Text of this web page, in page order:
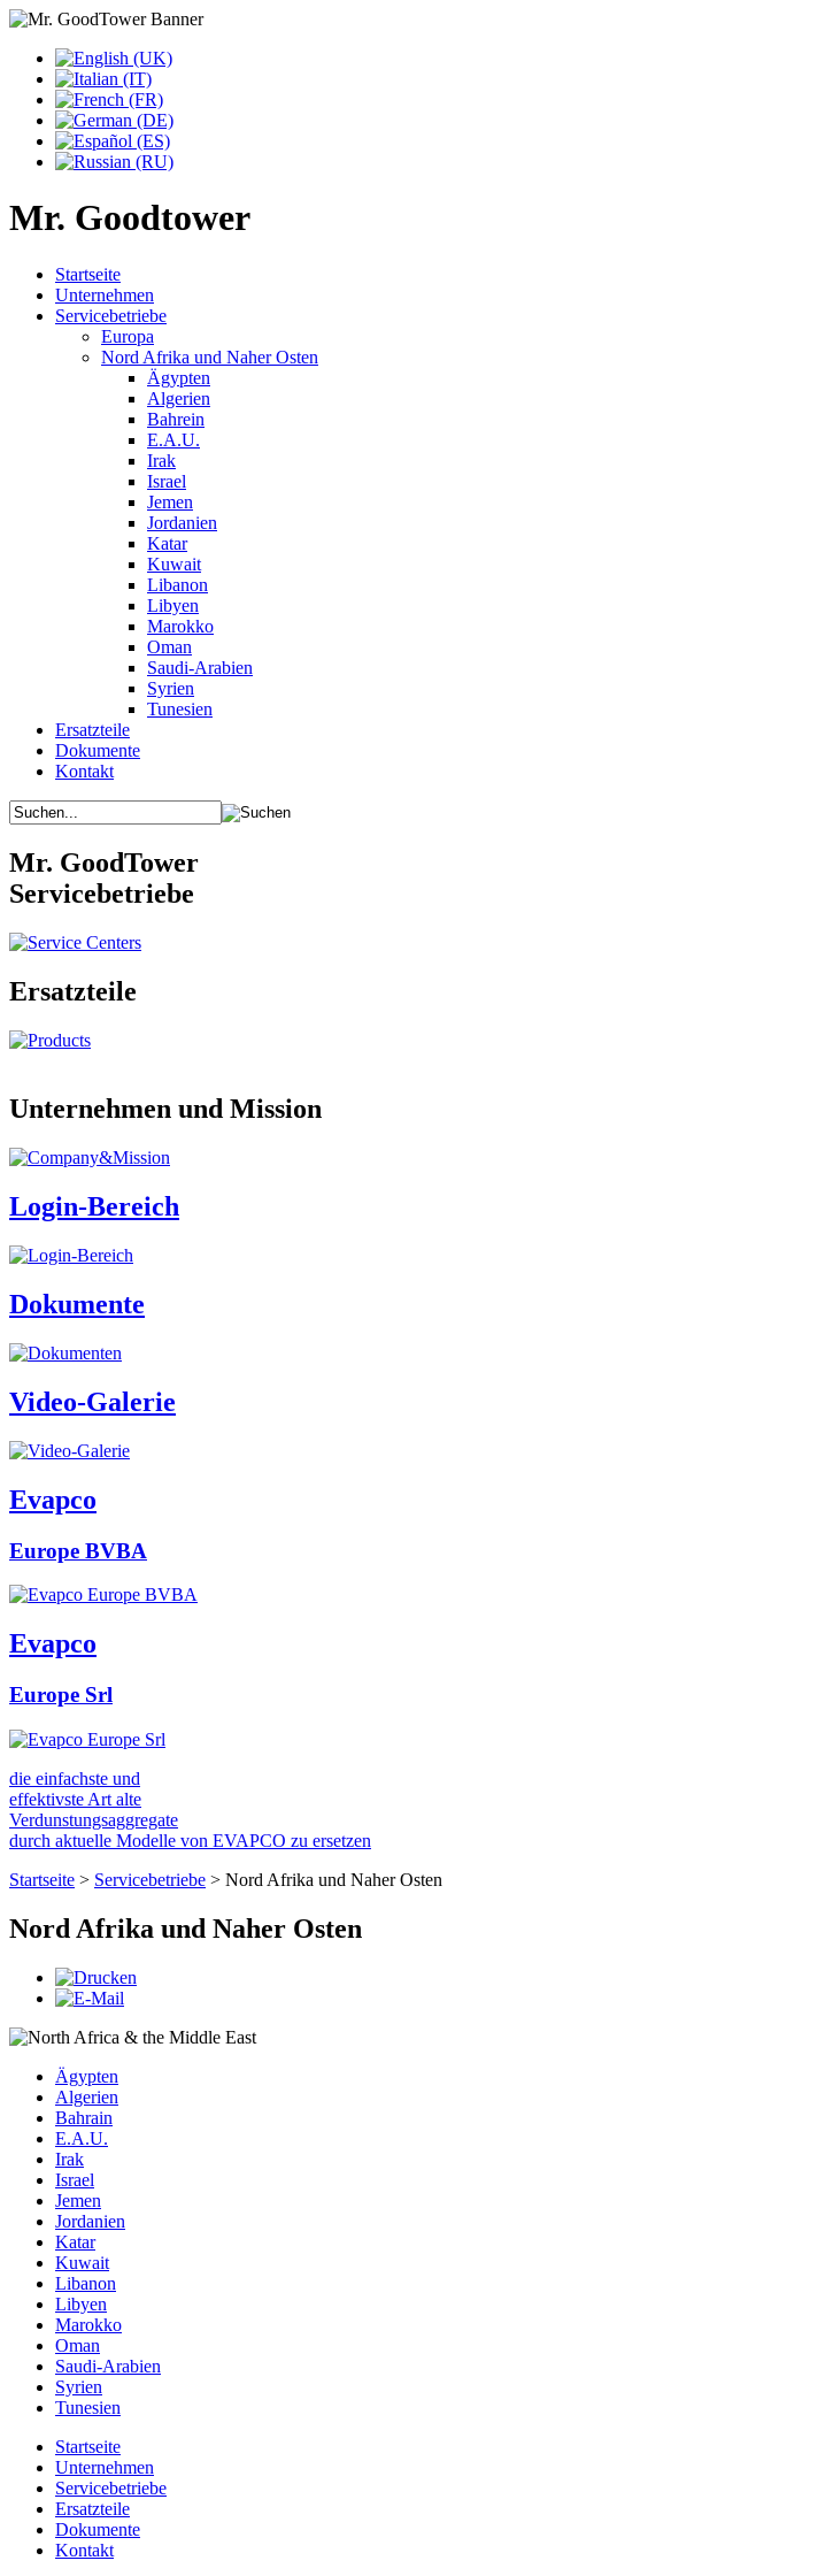
Mr. Goodtower
Startseite
Unternehmen
Servicebetriebe
Europa
Nord Afrika und Naher Osten
Ägypten
Algerien
Bahrein
E.A.U.
Irak
Israel
Jemen
Jordanien
Katar
Kuwait
Libanon
Libyen
Marokko
Oman
Saudi-Arabien
Syrien
Tunesien
Ersatzteile
Dokumente
Kontakt
Mr. GoodTower
Servicebetriebe
Ersatzteile
Unternehmen und Mission
Login-Bereich
Dokumente
Video-Galerie
Evapco
Europe BVBA
Evapco
Europe Srl
die einfachste und
effektivste Art alte
Verdunstungsaggregate
durch aktuelle Modelle von EVAPCO zu ersetzen
Startseite > Servicebetriebe > Nord Afrika und Naher Osten
Nord Afrika und Naher Osten
Ägypten
Algerien
Bahrain
E.A.U.
Irak
Israel
Jemen
Jordanien
Katar
Kuwait
Libanon
Libyen
Marokko
Oman
Saudi-Arabien
Syrien
Tunesien
Startseite
Unternehmen
Servicebetriebe
Ersatzteile
Dokumente
Kontakt